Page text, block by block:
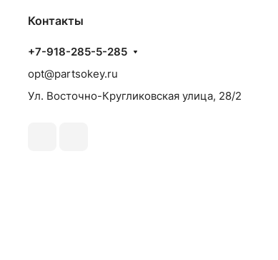
Контакты
+7-918-285-5-285
opt@partsokey.ru
Ул. Восточно-Кругликовская улица, 28/2